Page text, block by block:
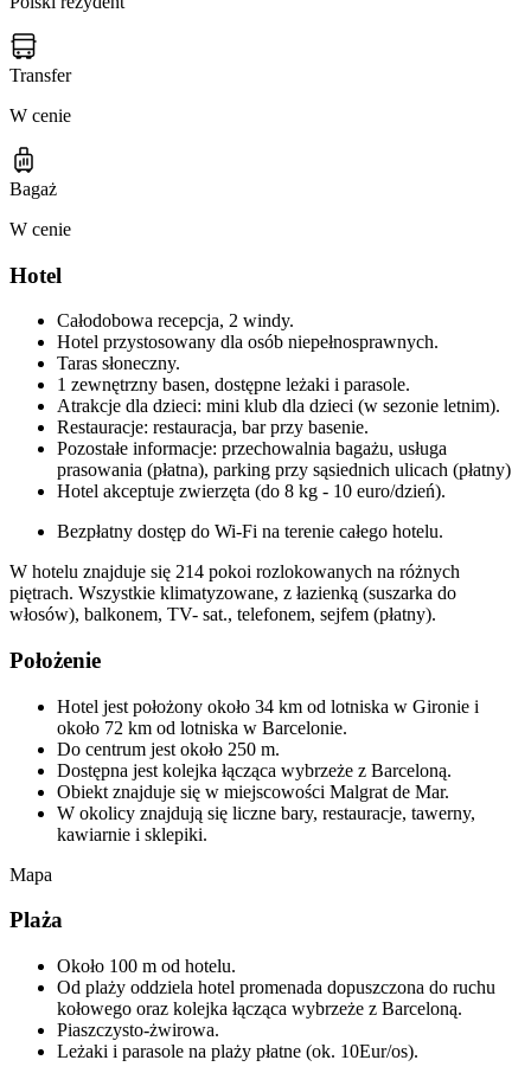
Transfer
W cenie
Bagaż
W cenie
Hotel
Całodobowa recepcja, 2 windy.
Hotel przystosowany dla osób niepełnosprawnych.
Taras słoneczny.
1 zewnętrzny basen, dostępne leżaki i parasole.
Atrakcje dla dzieci: mini klub dla dzieci (w sezonie letnim).
Restauracje: restauracja, bar przy basenie.
Pozostałe informacje: przechowalnia bagażu, usługa
prasowania (płatna), parking przy sąsiednich ulicach (płatny)
Hotel akceptuje zwierzęta (do 8 kg - 10 euro/dzień).
Bezpłatny dostęp do Wi-Fi na terenie całego hotelu.
W hotelu znajduje się 214 pokoi rozlokowanych na różnych
piętrach. Wszystkie klimatyzowane, z łazienką (suszarka do
włosów), balkonem, TV- sat., telefonem, sejfem (płatny).
Położenie
Hotel jest położony około 34 km od lotniska w Gironie i
około 72 km od lotniska w Barcelonie.
Do centrum jest około 250 m.
Dostępna jest kolejka łącząca wybrzeże z Barceloną.
Obiekt znajduje się w miejscowości Malgrat de Mar.
W okolicy znajdują się liczne bary, restauracje, tawerny,
kawiarnie i sklepiki.
Mapa
Plaża
Około 100 m od hotelu.
Od plaży oddziela hotel promenada dopuszczona do ruchu
kołowego oraz kolejka łącząca wybrzeże z Barceloną.
Piaszczysto-żwirowa.
Leżaki i parasole na plaży płatne (ok. 10Eur/os).